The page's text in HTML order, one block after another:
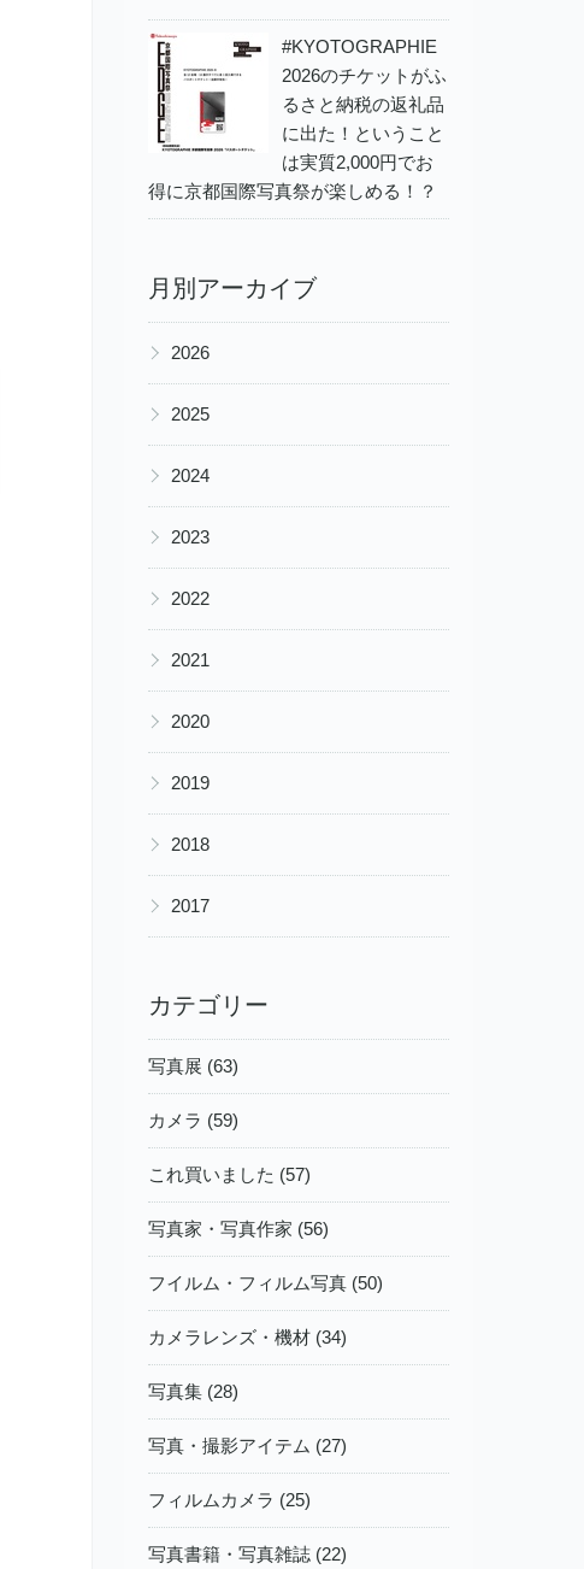
#KYOTOGRAPHIE
2026のチケットがふ
るさと納税の返礼品
に出た！ということ
は実質2,000円でお
得に京都国際写真祭が楽しめる！？
月別アーカイブ
▶ 2026
▶ 2025
▶ 2024
▶ 2023
▶ 2022
▶ 2021
▶ 2020
▶ 2019
▶ 2018
▶ 2017
カテゴリー
写真展 (63)
カメラ (59)
これ買いました (57)
写真家・写真作家 (56)
フイルム・フィルム写真 (50)
カメラレンズ・機材 (34)
写真集 (28)
写真・撮影アイテム (27)
フィルムカメラ (25)
写真書籍・写真雑誌 (22)